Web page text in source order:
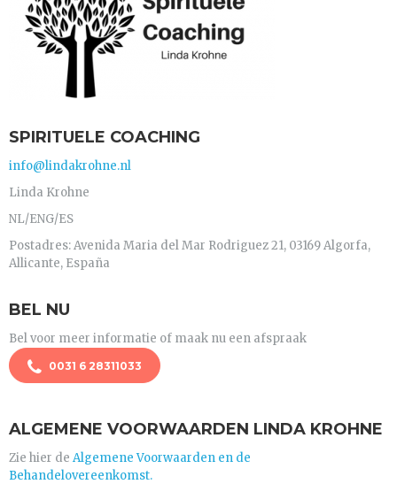
SPIRITUELE COACHING
info@lindakrohne.nl
Linda Krohne
NL/ENG/ES
Postadres: Avenida Maria del Mar Rodriguez 21, 03169 Algorfa,
Allicante, España
BEL NU
Bel voor meer informatie of maak nu een afspraak
0031 6 28311033
ALGEMENE VOORWAARDEN LINDA KROHNE
Zie hier de Algemene Voorwaarden en de
Behandelovereenkomst.